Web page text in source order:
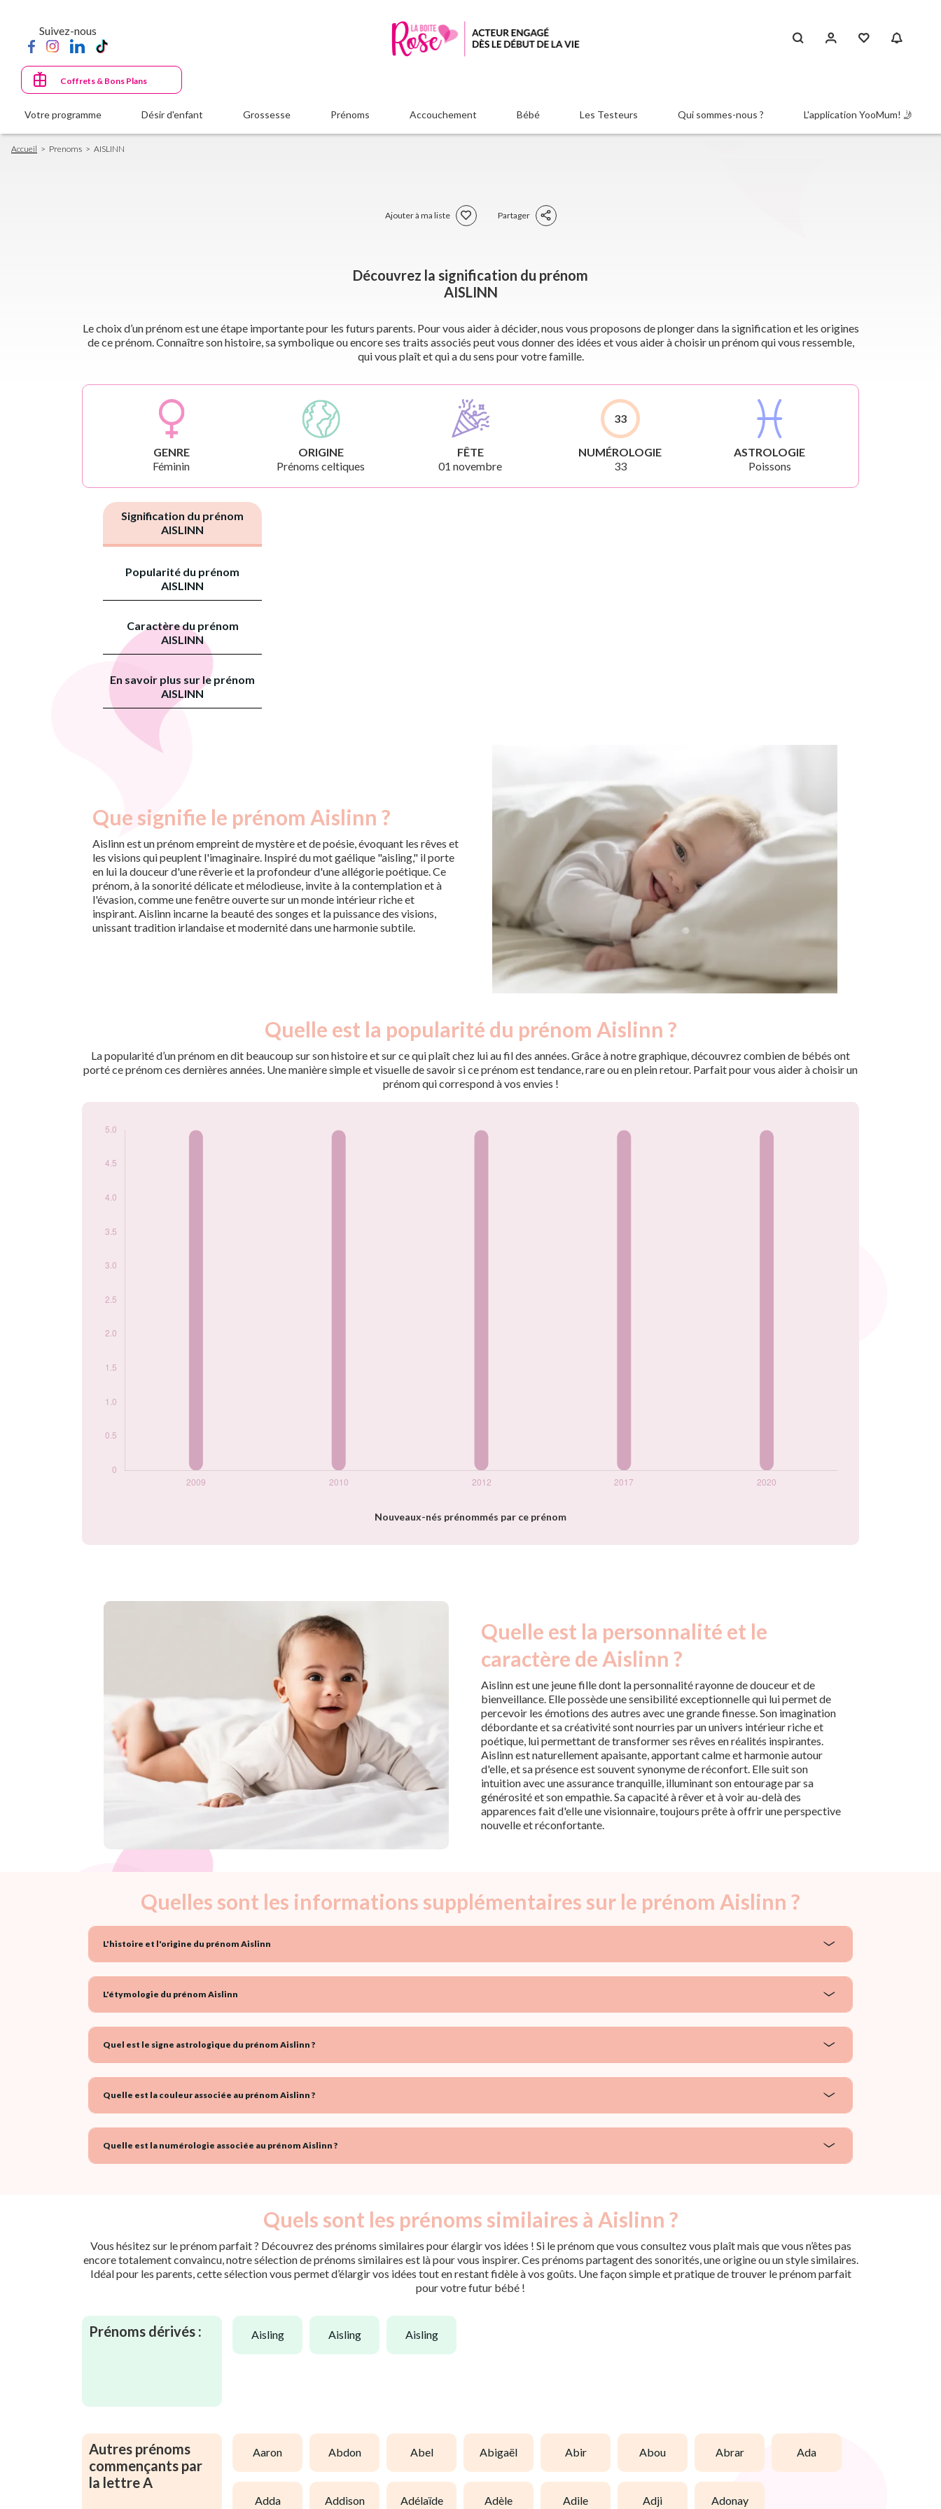
principal
Suivez-nous
Coffrets & Bons Plans
Votre programme Désir d'enfant Grossesse Prénoms Accouchement Bébé Les Testeurs Qui sommes-nous ? L'application YooMum! 🤳
Fil
d'Ariane
Accueil Prenoms AISLINN
Ajouter à ma liste Partager
Découvrez la signification du prénom
AISLINN
Le choix d’un prénom est une étape importante pour les futurs parents. Pour vous aider à décider, nous vous proposons de plonger dans la signification et les origines
de ce prénom. Connaître son histoire, sa symbolique ou encore ses traits associés peut vous donner des idées et vous aider à choisir un prénom qui vous ressemble,
qui vous plaît et qui a du sens pour votre famille.
GENRE
Féminin
ORIGINE
Prénoms celtiques
FÊTE
01 novembre
33
NUMÉROLOGIE
33
ASTROLOGIE
Poissons
Signification du prénom
AISLINN
Popularité du prénom
AISLINN
Caractère du prénom
AISLINN
En savoir plus sur le prénom
AISLINN
Que signifie le prénom Aislinn ?
Aislinn est un prénom empreint de mystère et de poésie, évoquant les rêves et
les visions qui peuplent l'imaginaire. Inspiré du mot gaélique "aisling," il porte
en lui la douceur d'une rêverie et la profondeur d'une allégorie poétique. Ce
prénom, à la sonorité délicate et mélodieuse, invite à la contemplation et à
l'évasion, comme une fenêtre ouverte sur un monde intérieur riche et
inspirant. Aislinn incarne la beauté des songes et la puissance des visions,
unissant tradition irlandaise et modernité dans une harmonie subtile.
Quelle est la popularité du prénom Aislinn ?
La popularité d’un prénom en dit beaucoup sur son histoire et sur ce qui plaît chez lui au fil des années. Grâce à notre graphique, découvrez combien de bébés ont
porté ce prénom ces dernières années. Une manière simple et visuelle de savoir si ce prénom est tendance, rare ou en plein retour. Parfait pour vous aider à choisir un
prénom qui correspond à vos envies !
Nouveaux-nés prénommés par ce prénom
Popularité du
année
2009
5
2010
5
Quelle est la personnalité et le
caractère de Aislinn ?
Aislinn est une jeune fille dont la personnalité rayonne de douceur et de
bienveillance. Elle possède une sensibilité exceptionnelle qui lui permet de
percevoir les émotions des autres avec une grande finesse. Son imagination
débordante et sa créativité sont nourries par un univers intérieur riche et
poétique, lui permettant de transformer ses rêves en réalités inspirantes.
Aislinn est naturellement apaisante, apportant calme et harmonie autour
d'elle, et sa présence est souvent synonyme de réconfort. Elle suit son
intuition avec une assurance tranquille, illuminant son entourage par sa
générosité et son empathie. Sa capacité à rêver et à voir au-delà des
apparences fait d'elle une visionnaire, toujours prête à offrir une perspective
nouvelle et réconfortante.
Quelles sont les informations supplémentaires sur le prénom Aislinn ?
L'histoire et l'origine du prénom Aislinn
L'étymologie du prénom Aislinn
Quel est le signe astrologique du prénom Aislinn ?
Quelle est la couleur associée au prénom Aislinn ?
Quelle est la numérologie associée au prénom Aislinn ?
Quels sont les prénoms similaires à Aislinn ?
Vous hésitez sur le prénom parfait ? Découvrez des prénoms similaires pour élargir vos idées ! Si le prénom que vous consultez vous plaît mais que vous n’êtes pas
encore totalement convaincu, notre sélection de prénoms similaires est là pour vous inspirer. Ces prénoms partagent des sonorités, une origine ou un style similaires.
Idéal pour les parents, cette sélection vous permet d’élargir vos idées tout en restant fidèle à vos goûts. Une façon simple et pratique de trouver le prénom parfait
pour votre futur bébé !
Prénoms dérivés : aisling aisling aisling
Autres prénoms
commençants par
la lettre A
aaron abdon abel abigaël abir abou abrar ada
adda addison adélaïde adèle adile adji adonay